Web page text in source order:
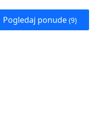
Pogledaj ponude (9)